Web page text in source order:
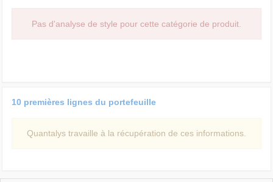
Pas d'analyse de style pour cette catégorie de produit.
10 premières lignes du portefeuille
Quantalys travaille à la récupération de ces informations.